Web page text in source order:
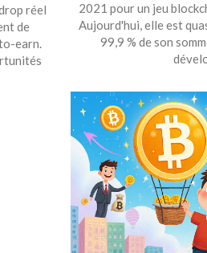
réel
de
earn.
2021 pour un jeu
Aujourd'hui, elle est
99,9 % de son